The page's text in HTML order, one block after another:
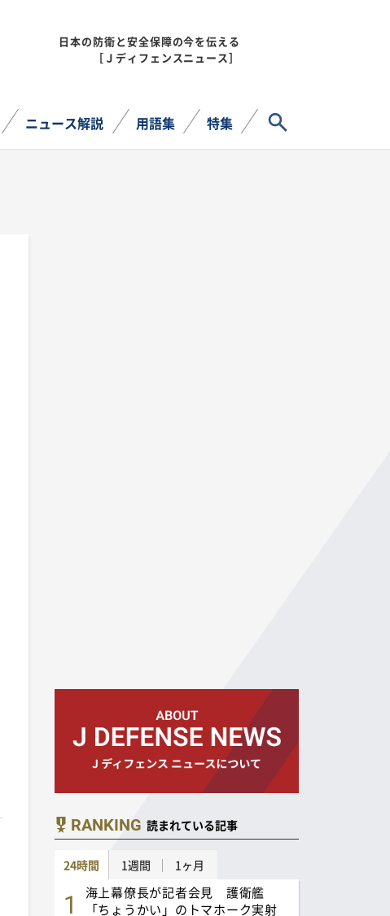
日本の防衛と安全保障の今を伝える
［Ｊディフェンスニュース］
ニュース解説 用語集 特集
RANKING 読まれている記事
24時間 1週間 1ヶ月
海上幕僚長が記者会見 護衛艦
「ちょうかい」のトマホーク実射